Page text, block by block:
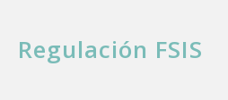
Regulación FSIS